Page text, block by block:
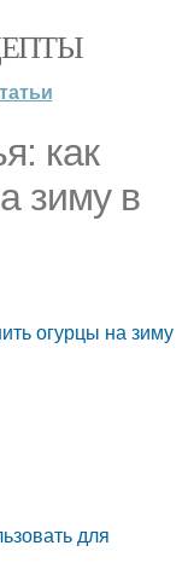
как
зиму в
огурцы на зиму
для